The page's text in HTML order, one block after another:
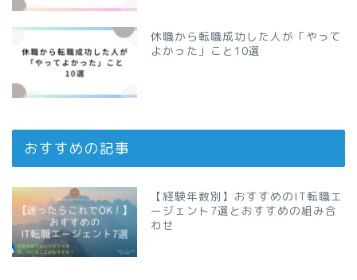
休職から転職成功した人が「やって
よかった」こと10選
おすすめの記事
【経験年数別】おすすめのIT転職エ
ージェント7選とおすすめの組み合
わせ